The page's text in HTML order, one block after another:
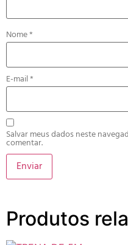
Nome*
E-mail*
Salvar meus dados neste
comentar.
Produtos